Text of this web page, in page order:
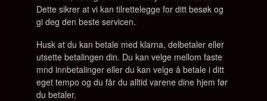
Dette sikrer at vi kan tilrettelegge for ditt besøk og
gi deg den beste servicen.
Husk at du kan betale med klarna, delbetaler eller
utsette betalingen din. Du kan velge mellom faste
mnd innbetalinger eller du kan velge å betale i ditt
eget tempo og du får du alltid varene dine hjem før
du betaler.